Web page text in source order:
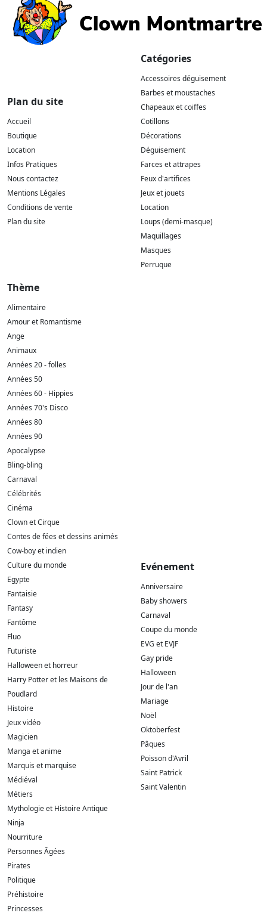
Plan du site
Accueil
Boutique
Location
Infos Pratiques
Nous contactez
Mentions Légales
Conditions de vente
Plan du site
Catégories
Accessoires déguisement
Barbes et moustaches
Chapeaux et coiffes
Cotillons
Décorations
Déguisement
Farces et attrapes
Feux d'artifices
Jeux et jouets
Location
Loups (demi-masque)
Maquillages
Masques
Perruque
Thème
Alimentaire
Amour et Romantisme
Ange
Animaux
Années 20 - folles
Années 50
Années 60 - Hippies
Années 70's Disco
Années 80
Années 90
Apocalypse
Bling-bling
Carnaval
Célébrités
Cinéma
Clown et Cirque
Contes de fées et dessins animés
Cow-boy et indien
Culture du monde
Egypte
Fantaisie
Fantasy
Fantôme
Fluo
Futuriste
Halloween et horreur
Harry Potter et les Maisons de
Poudlard
Histoire
Jeux vidéo
Magicien
Manga et anime
Marquis et marquise
Médiéval
Métiers
Mythologie et Histoire Antique
Ninja
Nourriture
Personnes Âgées
Pirates
Politique
Préhistoire
Princesses
Evénement
Anniversaire
Baby showers
Carnaval
Coupe du monde
EVG et EVJF
Gay pride
Halloween
Jour de l'an
Mariage
Noël
Oktoberfest
Pâques
Poisson d'Avril
Saint Patrick
Saint Valentin